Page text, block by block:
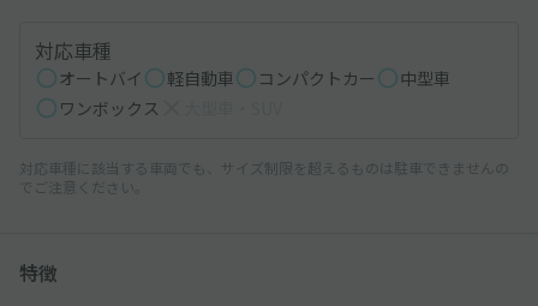
対応車種
オートバイ 軽自動車 コンパクトカー
中型車
ワンボックス
対応車種に該当する車両でも、サイズ制限を超えるものは駐車できませんの
でご注意ください。
特徴